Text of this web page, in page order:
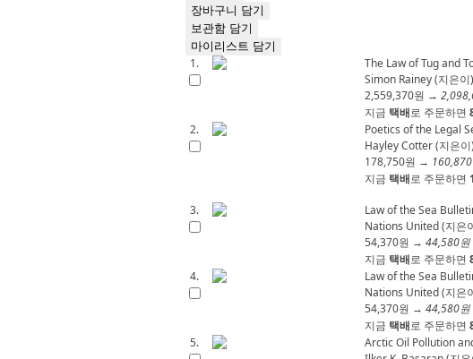
장바구니 담기
보관함 담기
마이리스트 담기
1. The Law of Tug and
Simon Rainey(지은
2,559,370원 →
지금 택배로 주문하면
2. Poetics of the Legal
Hayley Cotter(지은
178,750원 →
지금 택배로 주문하면
3.
Law of the Sea
Nations United(지은
54,370원 → 44,580원
지금 택배로 주문하면
4. Law of the Sea
Nations United(지은
54,370원 → 44,580원
지금 택배로 주문하면
5. Arctic Oil Pollution